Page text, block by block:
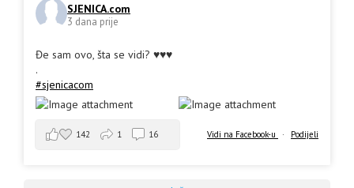
SJENICA.com
3 dana prije
Đe sam ovo, šta se vidi? ♥️♥️♥️
.
#sjenicacom
Vidi na Facebook-u · Podijeli
142 1 16